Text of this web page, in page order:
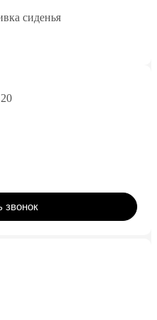
сиденья
звонок